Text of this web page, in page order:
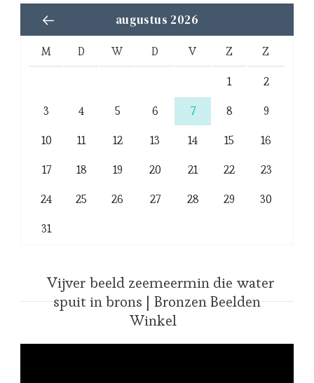
augustus 2026
M D W D V Z Z
1
2
3
4 5 6 7 8
9
10
11 12 13 14 15
16
17
18 19 20 21 22
23
24
25 26 27 28 29
30
31
Vijver beeld zeemeermin die water
spuit in brons | Bronzen Beelden
Winkel